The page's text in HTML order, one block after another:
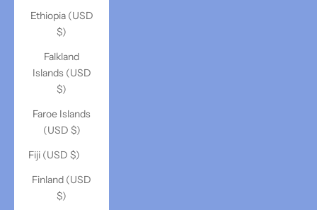
Ethiopia (USD
$)
Falkland
Islands (USD
$)
Faroe Islands
(USD $)
Fiji (USD $)
Finland (USD
$)